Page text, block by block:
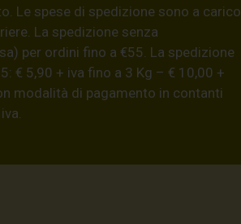
Le spese di spedizione sono a carico
La spedizione senza
per ordini fino a €55. La spedizione
€ 5,90 + iva fino a 3 Kg – € 10,00 +
modalità di pagamento in contanti